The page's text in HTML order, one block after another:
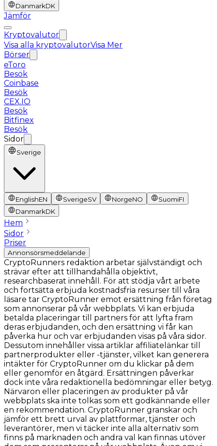
DanmarkDK
Jämför
Kryptovalutor
Visa alla kryptovalutorVisa Mer
Börser
eToro
Besök
Coinbase
Besök
CEX.IO
Besök
Bitfinex
Besök
Sidor
Sverige
EnglishEN SverigeSV NorgeNO SuomiFI
DanmarkDK
Hem
Sidor
Priser
Annonsörsmeddelande
CryptoRunners redaktion arbetar självständigt och
strävar efter att tillhandahålla objektivt,
researchbaserat innehåll. För att stödja vårt arbete
och fortsätta erbjuda kostnadsfria resurser till våra
läsare tar CryptoRunner emot ersättning från företag
som annonserar på vår webbplats. Vi kan erbjuda
betalda placeringar till partners för att lyfta fram
deras erbjudanden, och den ersättning vi får kan
påverka hur och var erbjudanden visas på våra sidor.
Dessutom innehåller vissa artiklar affiliatelänkar till
partnerprodukter eller -tjänster, vilket kan generera
intäkter för CryptoRunner om du klickar på dem
eller genomför en åtgärd. Ersättningen påverkar
dock inte våra redaktionella bedömningar eller betyg.
Närvaron eller placeringen av produkter på vår
webbplats ska inte tolkas som ett godkännande eller
en rekommendation. CryptoRunner granskar och
jämför ett brett urval av plattformar, tjänster och
leverantörer, men vi täcker inte alla alternativ som
finns på marknaden och andra val kan finnas utöver